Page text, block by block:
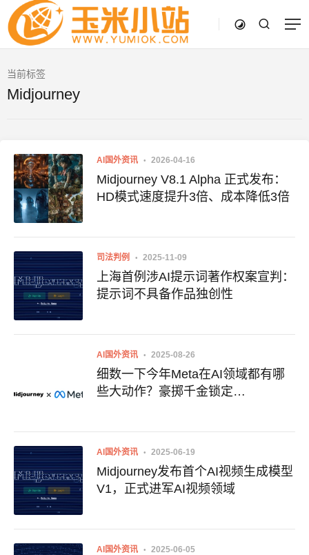
当前标签
Midjourney
AI国外资讯 2026-04-16
Midjourney V8.1 Alpha 正式发布：
HD模式速度提升3倍、成本降低3倍
司法判例 2025-11-09
上海首例涉AI提示词著作权案宣判：
提示词不具备作品独创性
AI国外资讯 2025-08-26
细数一下今年Meta在AI领域都有哪
些大动作？豪掷千金锁定
AI国外资讯 2025-06-19
Midjourney发布首个AI视频生成模型
V1，正式进军AI视频领域
AI国外资讯 2025-06-05